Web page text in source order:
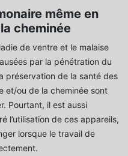
même en
cheminée
de ventre et le malaise
par la pénétration du
préservation de la santé des
et/ou de la cheminée sont
Pourtant, il est aussi
l’utilisation de ces appareils,
lorsque le travail de